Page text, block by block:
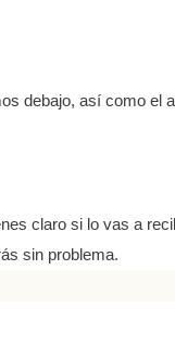
debajo, así como el
claro si lo vas a
sin problema.